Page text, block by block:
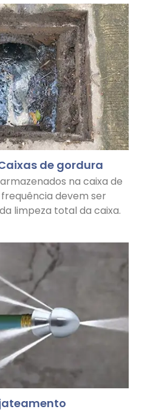
de gordura
na caixa de
devem ser
limpeza total da caixa.